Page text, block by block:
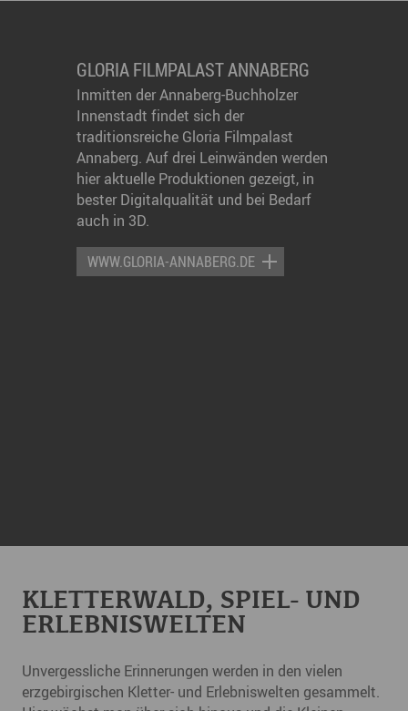
GLORIA FILMPALAST ANNABERG
Inmitten der Annaberg-Buchholzer
Innenstadt findet sich der
traditionsreiche Gloria Filmpalast
Annaberg. Auf drei Leinwänden werden
hier aktuelle Produktionen gezeigt, in
bester Digitalqualität und bei Bedarf
auch in 3D.
WWW.GLORIA-ANNABERG.DE
KLETTERWALD, SPIEL- UND
ERLEBNISWELTEN
Unvergessliche Erinnerungen werden in den vielen
erzgebirgischen Kletter- und Erlebniswelten gesammelt.